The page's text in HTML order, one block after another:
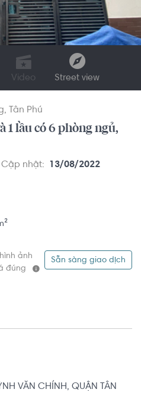
Video Street view
Tân Phú
1 lầu có 6 phòng ngủ,
Cập nhật: 13/08/2022
ảnh
đúng
Sẵn sàng giao dịch
VĂN CHÍNH, QUẬN TÂN